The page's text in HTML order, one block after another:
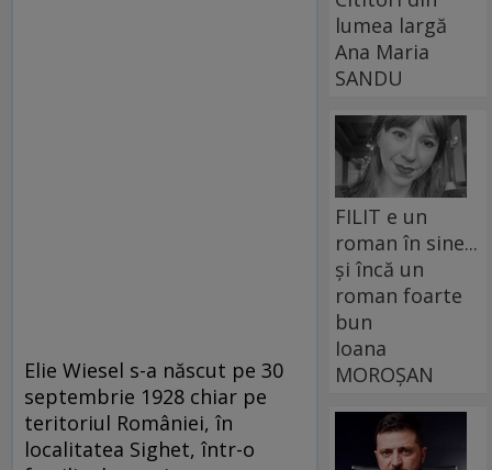
Elie Wiesel s-a născut pe 30
septembrie 1928 chiar pe
teritoriul României, în
localitatea Sighet, într-o
lumea largă
Ana Maria
SANDU
FILIT e un
roman în sine...
și încă un
roman foarte
bun
Ioana
MOROȘAN